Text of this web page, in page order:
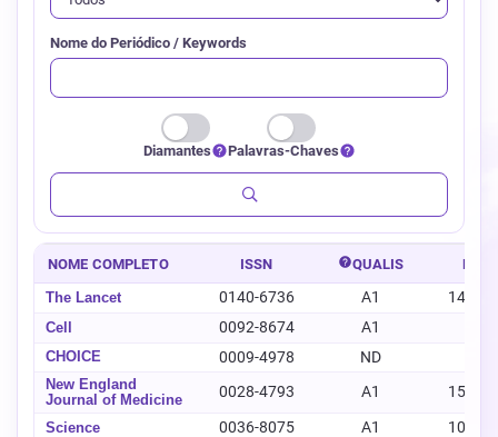
Nome do Periódico / Keywords
Diamantes Palavras-Chaves
NOME COMPLETO ISSN QUALIS E-
The Lancet 0140-6736 A1 1474-
Cell 0092-8674 A1
CHOICE 0009-4978 ND
New England
Journal of Medicine
0028-4793 A1 1533-
Science 0036-8075 A1 1095-